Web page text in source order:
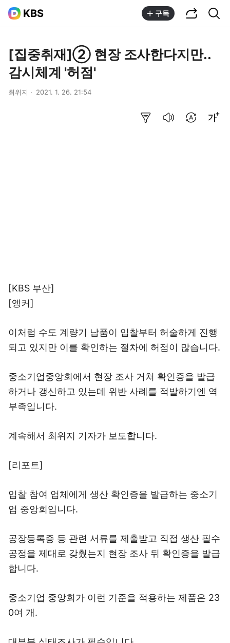
KBS 구독
[집중취재]② 현장 조사한다지만..
감시체계 '허점'
최위지 2021. 1. 26. 21:54
[KBS 부산]
[앵커]
이처럼 수도 계량기 납품이 입찰부터 허술하게 진행
되고 있지만 이를 확인하는 절차에 허점이 많습니다.
중소기업중앙회에서 현장 조사 거쳐 확인증을 발급
하거나 갱신하고 있는데 위반 사례를 적발하기엔 역
부족입니다.
계속해서 최위지 기자가 보도합니다.
[리포트]
입찰 참여 업체에게 생산 확인증을 발급하는 중소기
업 중앙회입니다.
공장등록증 등 관련 서류를 제출받고 직접 생산 필수
공정을 제대로 갖췄는지 현장 조사 뒤 확인증을 발급
합니다.
중소기업 중앙회가 이런 기준을 적용하는 제품은 23
0여 개.